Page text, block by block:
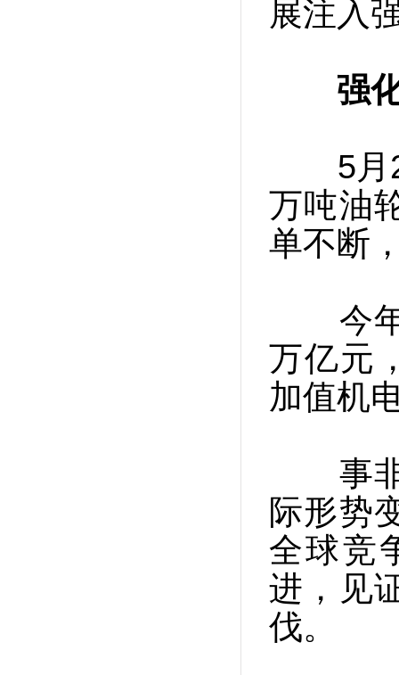
展注入
强
5月20
万吨油
单不断
今年
万亿元
加值机
事非
际形势
全球竞
进，见
伐。